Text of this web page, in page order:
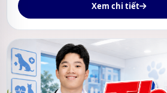
Xem chi tiết